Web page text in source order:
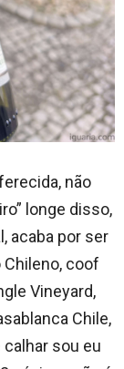
não
longe disso,
acaba por ser
coof
Vineyard,
Chile,
calhar sou eu